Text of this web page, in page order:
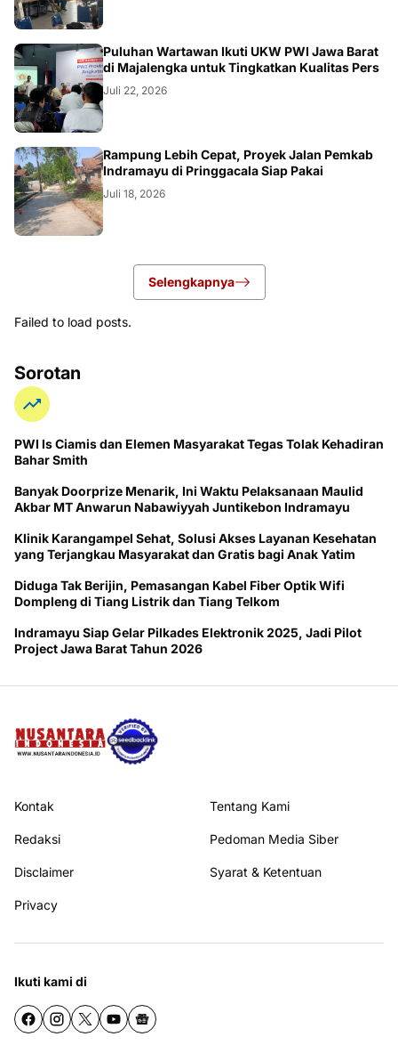
Puluhan Wartawan Ikuti UKW PWI Jawa Barat
di Majalengka untuk Tingkatkan Kualitas Pers
Juli 22, 2026
LOKAL
Rampung Lebih Cepat, Proyek Jalan Pemkab
Indramayu di Pringgacala Siap Pakai
Juli 18, 2026
Selengkapnya
Failed to load posts.
Sorotan
PWI ls Ciamis dan Elemen Masyarakat Tegas Tolak Kehadiran
Bahar Smith
Banyak Doorprize Menarik, Ini Waktu Pelaksanaan Maulid
Akbar MT Anwarun Nabawiyyah Juntikebon Indramayu
Klinik Karangampel Sehat, Solusi Akses Layanan Kesehatan
yang Terjangkau Masyarakat dan Gratis bagi Anak Yatim
Diduga Tak Berijin, Pemasangan Kabel Fiber Optik Wifi
Dompleng di Tiang Listrik dan Tiang Telkom
Indramayu Siap Gelar Pilkades Elektronik 2025, Jadi Pilot
Project Jawa Barat Tahun 2026
Kontak Tentang Kami
Redaksi Pedoman Media Siber
Disclaimer Syarat & Ketentuan
Privacy
Ikuti kami di